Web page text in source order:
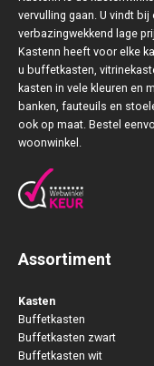
vervulling gaan. U vindt
verbazingwekkend lage
Kastenn heeft voor elke
u buffetkasten,
kasten in vele kleuren en
banken, fauteuils en
ook op maat. Bestel
woonwinkel.
Assortiment
Kasten
Buffetkasten
Buffetkasten zwart
Buffetkasten wit